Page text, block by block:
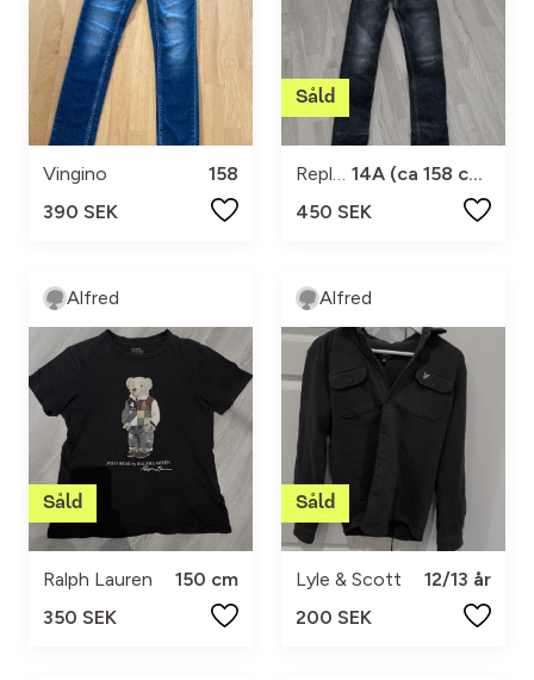
Vingino
158
390 SEK
14A (ca 158 cm)
450 SEK
Alfred
Ralph Lauren
150 cm
350 SEK
Alfred
Lyle & Scott
12/13 år
200 SEK